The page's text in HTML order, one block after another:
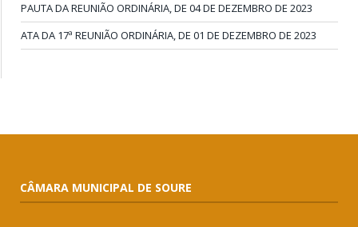
PAUTA DA REUNIÃO ORDINÁRIA, DE 04 DE DEZEMBRO DE 2023
ATA DA 17ª REUNIÃO ORDINÁRIA, DE 01 DE DEZEMBRO DE 2023
CÂMARA MUNICIPAL DE SOURE